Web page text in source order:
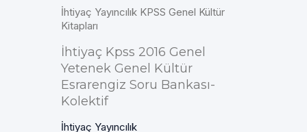
İhtiyaç Yayıncılık KPSS Genel Kültür
Kitapları
İhtiyaç Kpss 2016 Genel
Yetenek Genel Kültür
Esrarengiz Soru Bankası-
Kolektif
İhtiyaç Yayıncılık